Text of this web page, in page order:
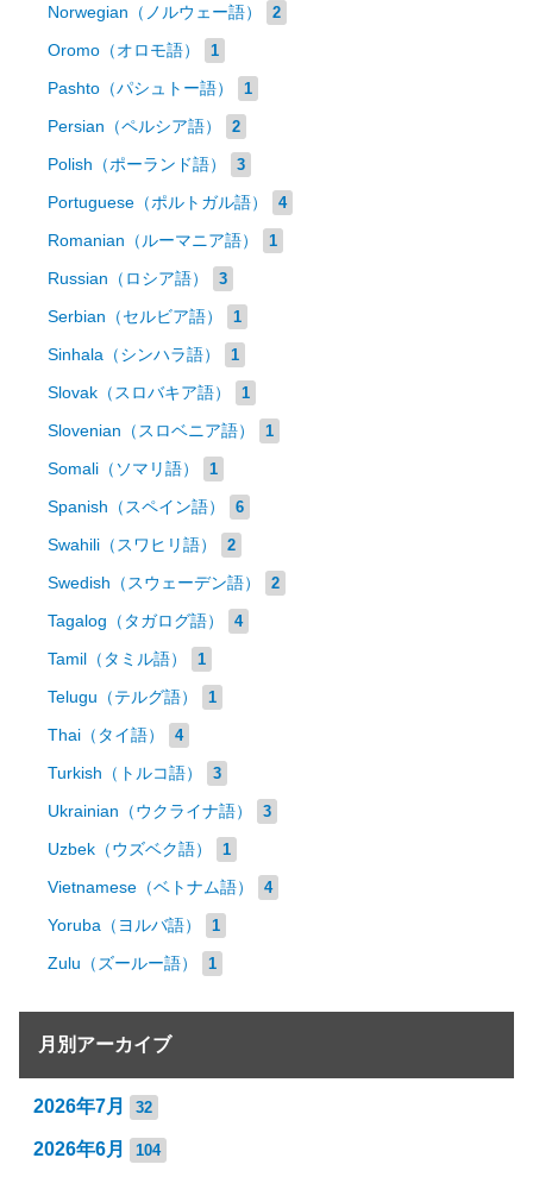
Norwegian（ノルウェー語） 2
Oromo（オロモ語） 1
Pashto（パシュトー語） 1
Persian（ペルシア語） 2
Polish（ポーランド語） 3
Portuguese（ポルトガル語） 4
Romanian（ルーマニア語） 1
Russian（ロシア語） 3
Serbian（セルビア語） 1
Sinhala（シンハラ語） 1
Slovak（スロバキア語） 1
Slovenian（スロベニア語） 1
Somali（ソマリ語） 1
Spanish（スペイン語） 6
Swahili（スワヒリ語） 2
Swedish（スウェーデン語） 2
Tagalog（タガログ語） 4
Tamil（タミル語） 1
Telugu（テルグ語） 1
Thai（タイ語） 4
Turkish（トルコ語） 3
Ukrainian（ウクライナ語） 3
Uzbek（ウズベク語） 1
Vietnamese（ベトナム語） 4
Yoruba（ヨルバ語） 1
Zulu（ズールー語） 1
月別アーカイブ
2026年7月 32
2026年6月 104